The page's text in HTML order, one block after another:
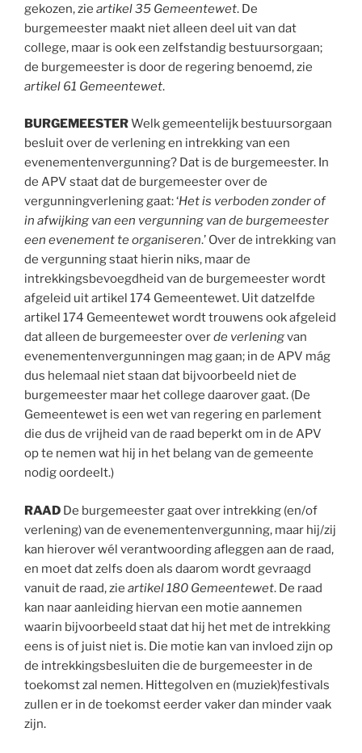
gekozen, zie artikel 35 Gemeentewet. De
burgemeester maakt niet alleen deel uit van dat
college, maar is ook een zelfstandig bestuursorgaan;
de burgemeester is door de regering benoemd, zie
artikel 61 Gemeentewet.
BURGEMEESTERWelk gemeentelijk bestuursorgaan
besluit over de verlening en intrekking van een
evenementenvergunning? Dat is de burgemeester. In
de APV staat dat de burgemeester over de
vergunningverlening gaat: ‘Het is verboden zonder of
in afwijking van een vergunning van de burgemeester
een evenement te organiseren.’ Over de intrekking van
de vergunning staat hierin niks, maar de
intrekkingsbevoegdheid van de burgemeester wordt
afgeleid uit artikel 174 Gemeentewet. Uit datzelfde
artikel 174 Gemeentewet wordt trouwens ook afgeleid
dat alleen de burgemeester overde verleningvan
evenementenvergunningen mag gaan; in de APV mág
dus helemaal niet staan dat bijvoorbeeld niet de
burgemeester maar het college daarover gaat. (De
Gemeentewet is een wet van regering en parlement
die dus de vrijheid van de raad beperkt om in de APV
op te nemen wat hij in het belang van de gemeente
nodig oordeelt.)
RAAD De burgemeester gaat over intrekking (en/of
verlening) van de evenementenvergunning, maar hij/zij
kan hierover wél verantwoording afleggen aan de raad,
en moet dat zelfs doen als daarom wordt gevraagd
vanuit de raad, zie artikel 180 Gemeentewet. De raad
kan naar aanleiding hiervan een motie aannemen
waarin bijvoorbeeld staat dat hij het met de intrekking
eens is of juist niet is. Die motie kan van invloed zijn op
de intrekkingsbesluiten die de burgemeester in de
toekomst zal nemen. Hittegolven en (muziek)festivals
zullen er in de toekomst eerder vaker dan minder vaak
zijn.